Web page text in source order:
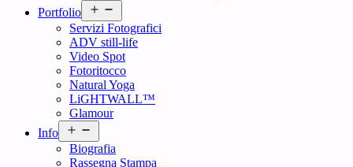
Portfolio
menu
Servizi Fotografici
ADV still-life
Video Spot
Fotoritocco
Natural Yoga
LiGHTWALL™
Glamour
Info
menu
Biografia
Rassegna Stampa